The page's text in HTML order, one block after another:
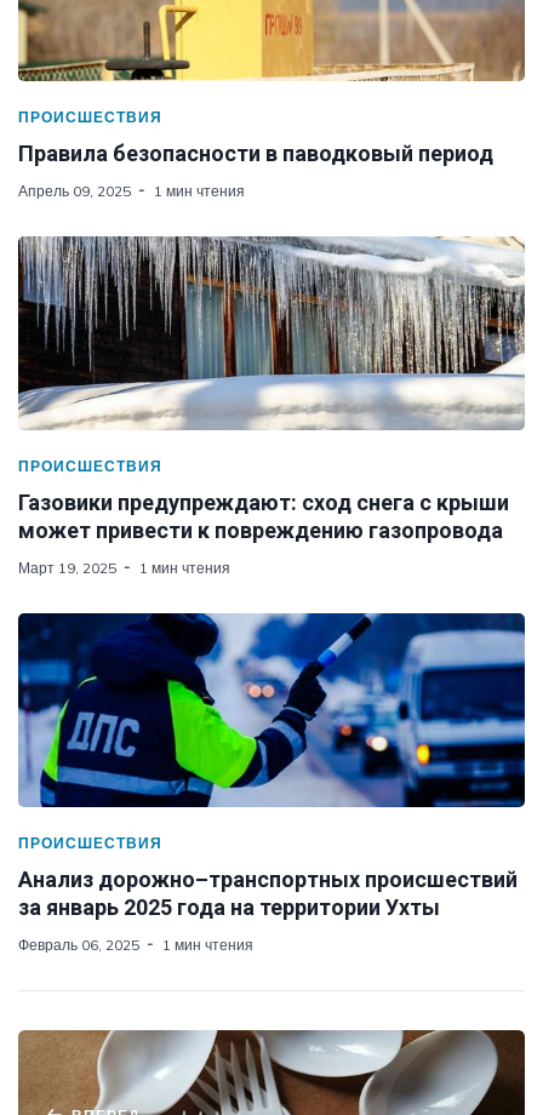
ПРОИСШЕСТВИЯ
Правила безопасности в паводковый период
Апрель 09, 2025 1 мин чтения
ПРОИСШЕСТВИЯ
Газовики предупреждают: сход снега с крыши
может привести к повреждению газопровода
Март 19, 2025 1 мин чтения
ПРОИСШЕСТВИЯ
Анализ дорожно–транспортных происшествий
за январь 2025 года на территории Ухты
Февраль 06, 2025 1 мин чтения